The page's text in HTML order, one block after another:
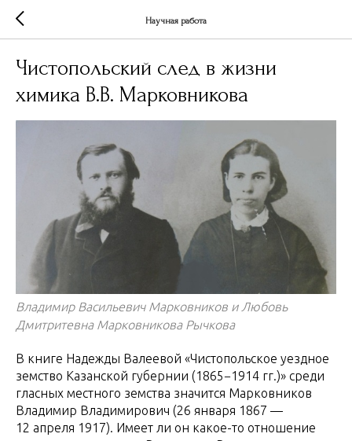
Научная работа
Чистопольский след в жизни
химика В.В. Марковникова
Владимир Васильевич Марковников и Любовь
Дмитритевна Марковникова Рычкова
В книге Надежды Валеевой «Чистопольское уездное
земство Казанской губернии (1865−1914 гг.)» среди
гласных местного земства значится Марковников
Владимир Владимирович (26 января 1867 —
12 апреля 1917). Имеет ли он какое-то отношение